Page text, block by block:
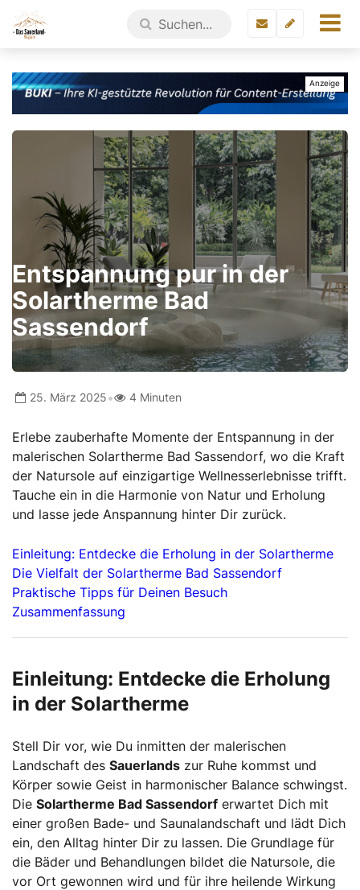
Entspannung pur in der
Solartherme Bad
Sassendorf
25. März 2025• 4 Minuten
Erlebe zauberhafte Momente der Entspannung in der
malerischen Solartherme Bad Sassendorf, wo die Kraft
der Natursole auf einzigartige Wellnesserlebnisse trifft.
Tauche ein in die Harmonie von Natur und Erholung
und lasse jede Anspannung hinter Dir zurück.
Einleitung: Entdecke die Erholung in der Solartherme
Die Vielfalt der Solartherme Bad Sassendorf
Praktische Tipps für Deinen Besuch
Zusammenfassung
Einleitung: Entdecke die Erholung
in der Solartherme
Stell Dir vor, wie Du inmitten der malerischen
Landschaft des Sauerlands zur Ruhe kommst und
Körper sowie Geist in harmonischer Balance schwingst.
Die Solartherme Bad Sassendorf erwartet Dich mit
einer großen Bade- und Saunalandschaft und lädt Dich
ein, den Alltag hinter Dir zu lassen. Die Grundlage für
die Bäder und Behandlungen bildet die Natursole, die
vor Ort gewonnen wird und für ihre heilende Wirkung